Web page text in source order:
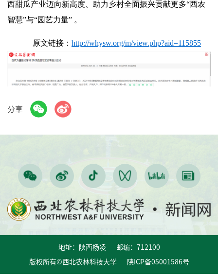
西甜瓜产业迈向新高度、助力乡村全面振兴贡献更多“西农
智慧”与“园艺力量” 。
原文链接： http://whysw.org/m/view.php?aid=115855
分享
地址：陕西杨凌 邮编：712100
版权所有©西北农林科技大学 陕ICP备05001586号